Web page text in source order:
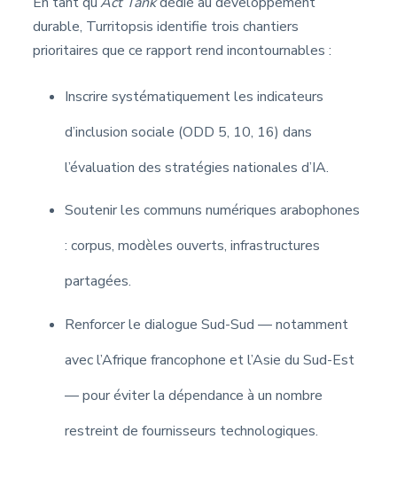
durable, Turritopsis identifie trois chantiers
prioritaires que ce rapport rend incontournables :
Inscrire systématiquement les indicateurs
d’inclusion sociale (ODD 5, 10, 16) dans
l’évaluation des stratégies nationales d’IA.
Soutenir les communs numériques arabophones
: corpus, modèles ouverts, infrastructures
partagées.
Renforcer le dialogue Sud-Sud — notamment
avec l’Afrique francophone et l’Asie du Sud-Est
— pour éviter la dépendance à un nombre
restreint de fournisseurs technologiques.